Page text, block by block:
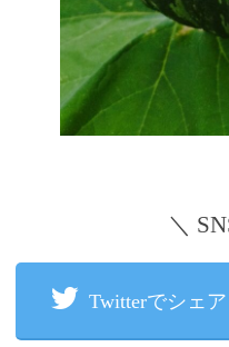
＼
Twitterでシェア